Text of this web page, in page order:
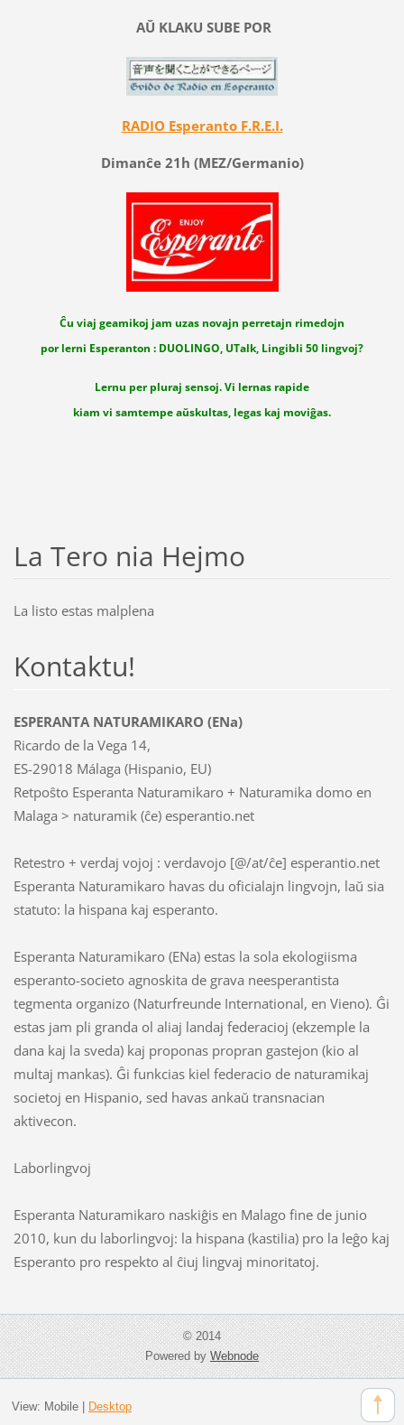
AŬ KLAKU SUBE POR
RADIO Esperanto F.R.E.I.
Dimanĉe 21h (MEZ/Germanio)
Ĉu viaj geamikoj jam uzas novajn perretajn rimedojn
por lerni Esperanton : DUOLINGO, UTalk, Lingibli 50 lingvoj?
Lernu per pluraj sensoj. Vi lernas rapide
kiam vi samtempe aŭskultas, legas kaj moviĝas.
La Tero nia Hejmo
La listo estas malplena
Kontaktu!
ESPERANTA NATURAMIKARO (ENa)
Ricardo de la Vega 14,
ES-29018 Málaga (Hispanio, EU)
Retpoŝto Esperanta Naturamikaro + Naturamika domo en
Malaga > naturamik (ĉe) esperantio.net
Retestro + verdaj vojoj : verdavojo [@/at/ĉe] esperantio.net
Esperanta Naturamikaro havas du oficialajn lingvojn, laŭ sia
statuto: la hispana kaj esperanto.
Esperanta Naturamikaro (ENa) estas la sola ekologiisma
esperanto-societo agnoskita de grava neesperantista
tegmenta organizo (Naturfreunde International, en Vieno). Ĝi
estas jam pli granda ol aliaj landaj federacioj (ekzemple la
dana kaj la sveda) kaj proponas propran gastejon (kio al
multaj mankas). Ĝi funkcias kiel federacio de naturamikaj
societoj en Hispanio, sed havas ankaŭ transnacian
aktivecon.
Laborlingvoj
Esperanta Naturamikaro naskiĝis en Malago fine de junio
2010, kun du laborlingvoj: la hispana (kastilia) pro la leĝo kaj
Esperanto pro respekto al ĉiuj lingvaj minoritatoj.
© 2014
Powered byWebnode
View: Mobile| Desktop